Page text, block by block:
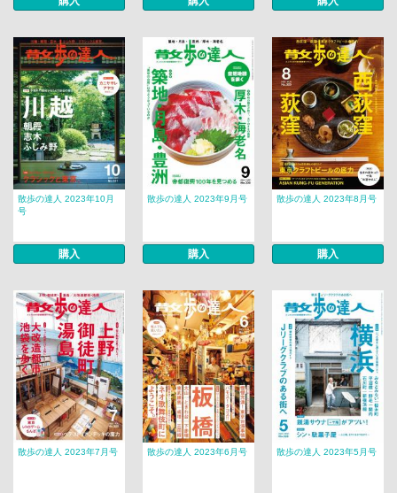
散歩の達人 2023年10月
号
購入
散歩の達人 2023年9月号
購入
散歩の達人 2023年8月号
購入
散歩の達人 2023年7月号 散歩の達人 2023年6月号 散歩の達人 2023年5月号